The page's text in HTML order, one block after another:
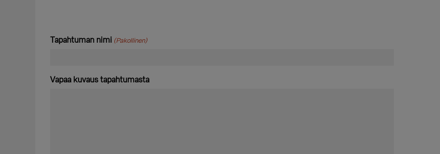
Tapahtuman nimi (Pakollinen)
Vapaa kuvaus tapahtumasta